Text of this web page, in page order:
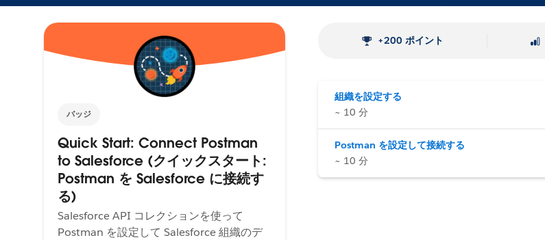
バッジ
Quick Start: Connect Postman
to Salesforce (クイックスタート:
Postman を Salesforce に接続す
る)
Salesforce API コレクションを使って
Postman を設定して Salesforce 組織のデ
+200 ポイント
組織を設定する
~ 10 分
Postman を設定して接続する
~ 10 分